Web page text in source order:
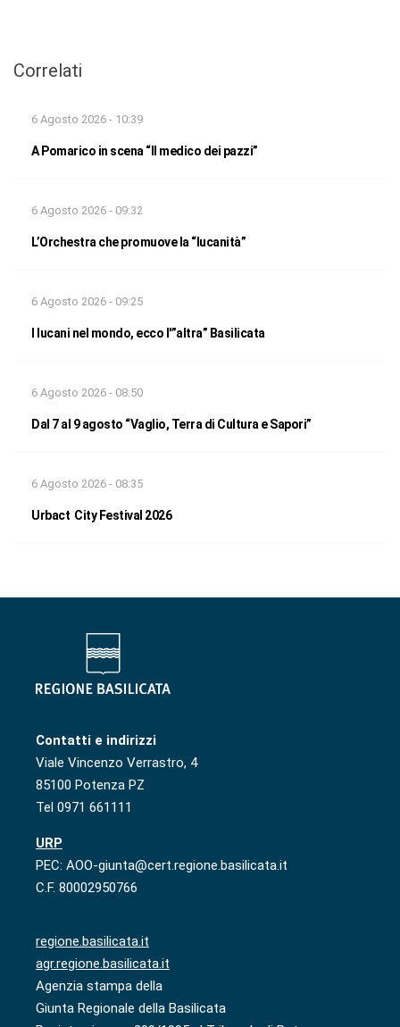
Correlati
6 Agosto 2026 - 10:39
A Pomarico in scena “Il medico dei pazzi”
6 Agosto 2026 - 09:32
L’Orchestra che promuove la “lucanità”
6 Agosto 2026 - 09:25
I lucani nel mondo, ecco l'”altra” Basilicata
6 Agosto 2026 - 08:50
Dal 7 al 9 agosto “Vaglio, Terra di Cultura e Sapori”
6 Agosto 2026 - 08:35
Urbact City Festival 2026
Contatti e indirizzi
Viale Vincenzo Verrastro, 4
85100 Potenza PZ
Tel 0971 661111
URP
PEC: AOO-giunta@cert.regione.basilicata.it
C.F. 80002950766
regione.basilicata.it
agr.regione.basilicata.it
Agenzia stampa della
Giunta Regionale della Basilicata